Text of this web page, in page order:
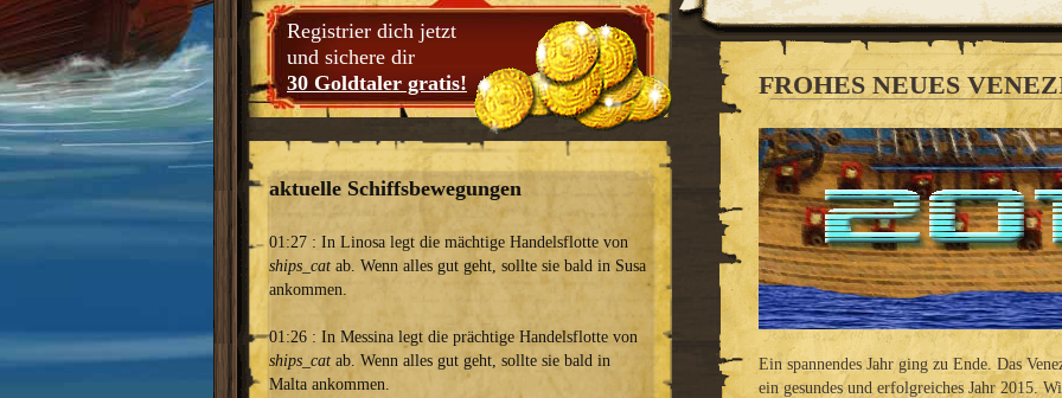
Registrier dich jetzt
und sichere dir
30 Goldtaler gratis!
aktuelle Schiffsbewegungen
01:27 : In Linosa legt die mächtige Handelsflotte von
ships_cat ab. Wenn alles gut geht, sollte sie bald in Susa
ankommen.
01:26 : In Messina legt die prächtige Handelsflotte von
ships_cat ab. Wenn alles gut geht, sollte sie bald in
Malta ankommen.
FROHES NEUES
Ein spannendes Jahr ging zu Ende. Das
ein gesundes und erfolgreiches Jahr 2015.